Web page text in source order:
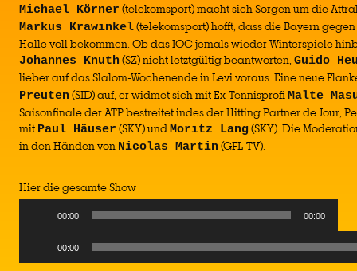
Michael Körner (telekomsport) macht sich Sorgen um die
Markus Krawinkel(telekomsport) hofft, dass die Bayern
Halle voll bekommen. Ob das IOC jemals wieder Winterspiele
Johannes Knuth (SZ) nicht letztgültig beantworten, Guido
lieber auf das Slalom-Wochenende in Levi voraus. Eine neue
Preuten (SID) auf, er widmet sich mit Ex-TennisprofiMalte
Saisonfinale der ATP bestreitet indes der Hitting Partner de Jour,
mit Paul Häuser (SKY) undMoritz Lang(SKY). Die
in den Händen von Nicolas Martin (GFL-TV).
Hier die gesamte Show
00:00 00:00
00:00